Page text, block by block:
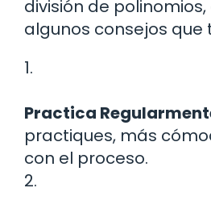
división de
algunos consejos que
1.
Practica
practiques, más
con el proceso.
2.